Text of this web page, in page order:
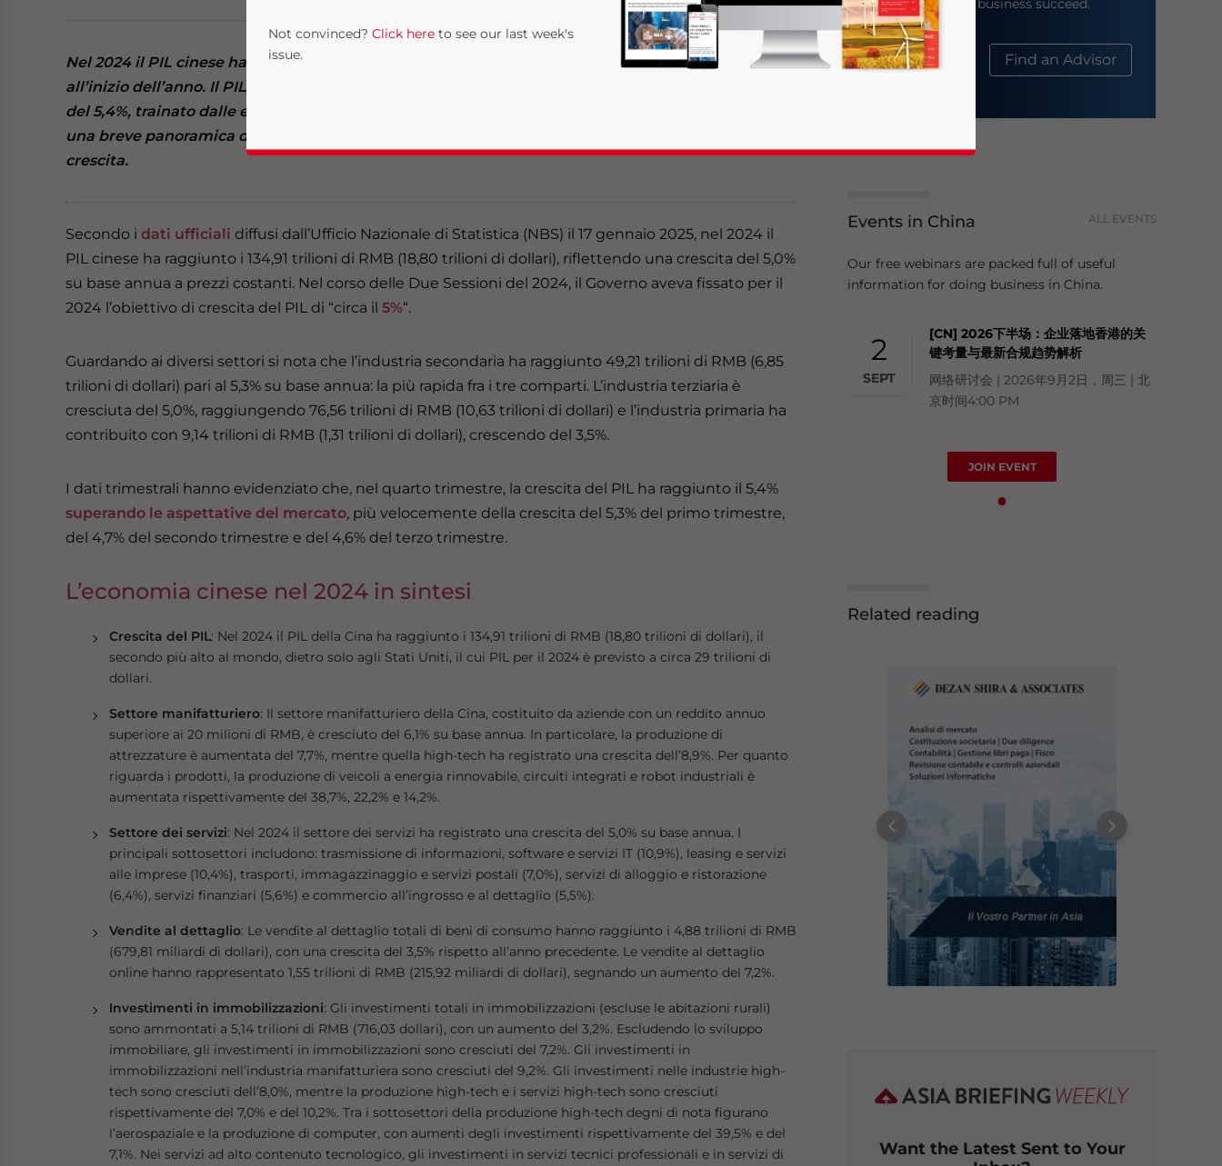
Nel 2024 il PIL cinese ha raggiunto il 5,0% e l’obiettivo economico annuale fissato dal Governo
all’inizio dell’anno. Il PIL del quarto trimestre ha superato le aspettative, registrando un aumento
del 5,4%, trainato dalle esportazioni e da una serie di misure di stimolo. Questo articolo fornisce
una breve panoramica delle principali statistiche e dei fattori che hanno contribuito a questa
crescita.
Secondo i dati ufficiali diffusi dall’Ufficio Nazionale di Statistica (NBS) il 17 gennaio 2025, nel 2024 il
PIL cinese ha raggiunto i 134,91 trilioni di RMB (18,80 trilioni di dollari), riflettendo una crescita del 5,0%
su base annua a prezzi costanti. Nel corso delle Due Sessioni del 2024, il Governo aveva fissato per il
2024 l’obiettivo di crescita del PIL di “circa il 5%“.
Guardando ai diversi settori si nota che l’industria secondaria ha raggiunto 49,21 trilioni di RMB (6,85
trilioni di dollari) pari al 5,3% su base annua: la più rapida fra i tre comparti. L’industria terziaria è
cresciuta del 5,0%, raggiungendo 76,56 trilioni di RMB (10,63 trilioni di dollari) e l’industria primaria ha
contribuito con 9,14 trilioni di RMB (1,31 trilioni di dollari), crescendo del 3,5%.
I dati trimestrali hanno evidenziato che, nel quarto trimestre, la crescita del PIL ha raggiunto il 5,4%
superando le aspettative del mercato, più velocemente della crescita del 5,3% del primo trimestre,
del 4,7% del secondo trimestre e del 4,6% del terzo trimestre.
L’economia cinese nel 2024 in sintesi
Crescita del PIL: Nel 2024 il PIL della Cina ha raggiunto i 134,91 trilioni di RMB (18,80 trilioni di dollari), il
secondo più alto al mondo, dietro solo agli Stati Uniti, il cui PIL per il 2024 è previsto a circa 29 trilioni di
dollari.
Settore manifatturiero: Il settore manifatturiero della Cina, costituito da aziende con un reddito annuo
superiore ai 20 milioni di RMB, è cresciuto del 6,1% su base annua. In particolare, la produzione di
attrezzature è aumentata del 7,7%, mentre quella high-tech ha registrato una crescita dell’8,9%. Per quanto
riguarda i prodotti, la produzione di veicoli a energia rinnovabile, circuiti integrati e robot industriali è
aumentata rispettivamente del 38,7%, 22,2% e 14,2%.
Settore dei servizi: Nel 2024 il settore dei servizi ha registrato una crescita del 5,0% su base annua. I
principali sottosettori includono: trasmissione di informazioni, software e servizi IT (10,9%), leasing e servizi
alle imprese (10,4%), trasporti, immagazzinaggio e servizi postali (7,0%), servizi di alloggio e ristorazione
(6,4%), servizi finanziari (5,6%) e commercio all’ingrosso e al dettaglio (5,5%).
Vendite al dettaglio: Le vendite al dettaglio totali di beni di consumo hanno raggiunto i 4,88 trilioni di RMB
(679,81 miliardi di dollari), con una crescita del 3,5% rispetto all’anno precedente. Le vendite al dettaglio
online hanno rappresentato 1,55 trilioni di RMB (215,92 miliardi di dollari), segnando un aumento del 7,2%.
Investimenti in immobilizzazioni: Gli investimenti totali in immobilizzazioni (escluse le abitazioni rurali)
sono ammontati a 5,14 trilioni di RMB (716,03 dollari), con un aumento del 3,2%. Escludendo lo sviluppo
immobiliare, gli investimenti in immobilizzazioni sono cresciuti del 7,2%. Gli investimenti in
immobilizzazioni nell’industria manifatturiera sono cresciuti del 9,2%. Gli investimenti nelle industrie high-
tech sono cresciuti dell’8,0%, mentre la produzione high-tech e i servizi high-tech sono cresciuti
rispettivamente del 7,0% e del 10,2%. Tra i sottosettori della produzione high-tech degni di nota figurano
l’aerospaziale e la produzione di computer, con aumenti degli investimenti rispettivamente del 39,5% e del
7,1%. Nei servizi ad alto contenuto tecnologico, gli investimenti in servizi tecnici professionali e in servizi di
help your business succeed.
About Us Find an Advisor
Events in China ALL EVENTS
Our free webinars are packed full of useful
information for doing business in China.
2
SEPT
[CN] 2026下半场：企业落地香港的关
键考量与最新合规趋势解析
网络研讨会 | 2026年9月2日，周三 | 北
京时间4:00 PM
JOIN EVENT
Related reading
Want the Latest Sent to Your
Not convinced? Click here to see our last week's
issue.
Yes, I have read thePrivacy Policy Statement for this website. Please send me business news and updates for Asia!